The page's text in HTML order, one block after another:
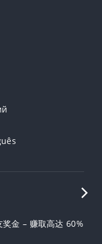
金 – 赚取高达 60%